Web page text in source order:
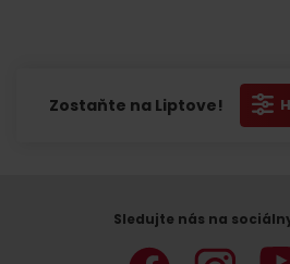
Zostaňte na Liptove!
Sledujte nás na